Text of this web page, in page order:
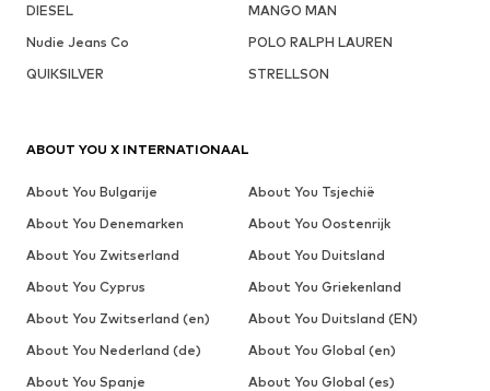
DIESEL
MANGO MAN
Nudie Jeans Co
POLO RALPH LAUREN
QUIKSILVER
STRELLSON
ABOUT YOU X INTERNATIONAAL
About You Bulgarije
About You Tsjechië
About You Denemarken
About You Oostenrijk
About You Zwitserland
About You Duitsland
About You Cyprus
About You Griekenland
About You Zwitserland (en)
About You Duitsland (EN)
About You Nederland (de)
About You Global (en)
About You Spanje
About You Global (es)